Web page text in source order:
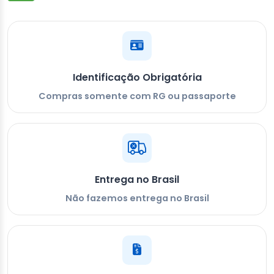
Identificação Obrigatória
Compras somente com RG ou passaporte
Entrega no Brasil
Não fazemos entrega no Brasil